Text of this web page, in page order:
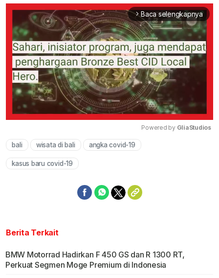
arrow_forward_ios Baca selengkapnya
Powered by GliaStudios
bali wisata di bali angka covid-19
kasus baru covid-19
Berita Terkait
BMW Motorrad Hadirkan F 450 GS dan R 1300 RT,
Perkuat Segmen Moge Premium di Indonesia